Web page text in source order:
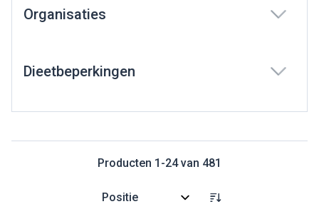
Organisaties
Dieetbeperkingen
Producten 1 -24van 481
Sorteer op: